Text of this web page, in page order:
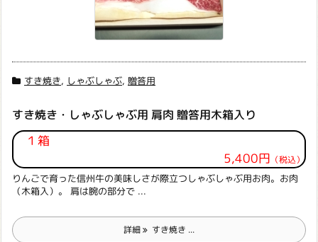
すき焼き, しゃぶしゃぶ, 贈答用
すき焼き・しゃぶしゃぶ用 肩肉 贈答用木箱入り
１箱
5,400円 （税込）
りんごで育った信州牛の美味しさが際立つしゃぶしゃぶ用お肉。お肉
（木箱入）。 肩は腕の部分で ...
詳細 すき焼き ...